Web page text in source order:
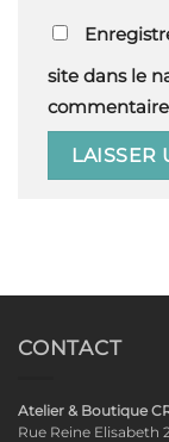
site dans le
CONTACT
Atelier & Boutique
Rue Reine Elisabeth